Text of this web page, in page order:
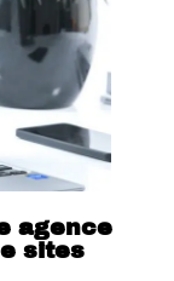
agence
sites